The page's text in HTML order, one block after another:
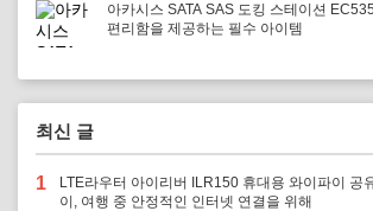
아카시스 SATA SAS 도킹 스테이션
편리함을 제공하는 필수 아이템
최신 글
1
LTE라우터 아이리버 ILR150 휴대용 와이파이 공
이, 여행 중 안정적인 인터넷 연결을 위해